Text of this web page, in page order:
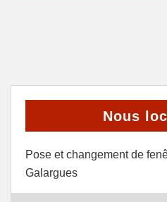
Nous
Pose et changement de
Galargues